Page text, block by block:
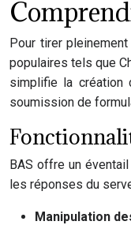
Pour tirer
populaires tels que
simplifie la création
soumission de
BAS offre un
les réponses du
Manipulation